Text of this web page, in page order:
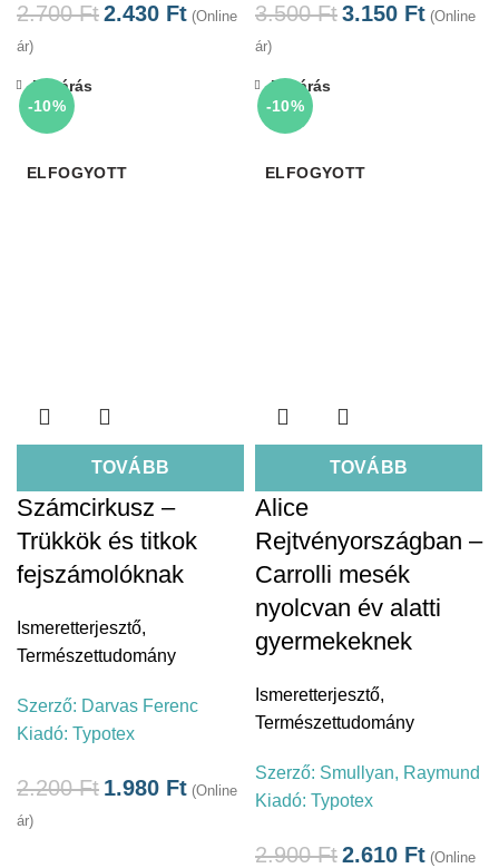
2.700Ft2.430 Ft (Online
ár)
3.500Ft3.150 Ft (Online
ár)
-10%
ELFOGYOTT
TOVÁBB
Bezárás
Számcirkusz –
Trükkök és titkok
fejszámolóknak
Ismeretterjesztő,
Természettudomány
Szerző: Darvas Ferenc
Kiadó: Typotex
2.200Ft 1.980 Ft (Online
ár)
-10%
ELFOGYOTT
TOVÁBB
Bezárás
Alice
Rejtvényországban –
Carrolli mesék
nyolcvan év alatti
gyermekeknek
Ismeretterjesztő,
Természettudomány
Szerző: Smullyan, Raymund
Kiadó: Typotex
2.900Ft2.610 Ft (Online